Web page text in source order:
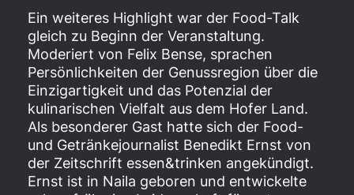
Ein weiteres Highlight war der Food-Talk
gleich zu Beginn der Veranstaltung.
Moderiert von Felix Bense, sprachen
Persönlichkeiten der Genussregion über die
Einzigartigkeit und das Potenzial der
kulinarischen Vielfalt aus dem Hofer Land.
Als besonderer Gast hatte sich der Food-
und Getränkejournalist Benedikt Ernst von
der Zeitschrift essen&trinken angekündigt.
Ernst ist in Naila geboren und entwickelte